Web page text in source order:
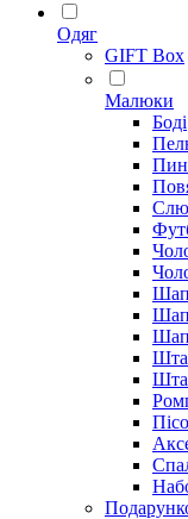
Одяг
GIFT Box
Малюки
Боді